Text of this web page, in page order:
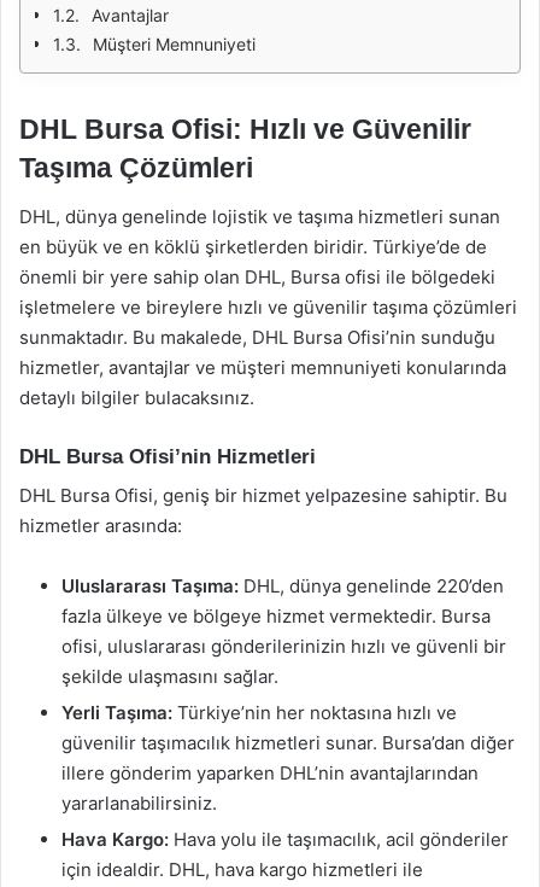
Avantajlar
Müşteri Memnuniyeti
DHL Bursa Ofisi: Hızlı ve Güvenilir
Taşıma Çözümleri
DHL, dünya genelinde lojistik ve taşıma hizmetleri sunan
en büyük ve en köklü şirketlerden biridir. Türkiye’de de
önemli bir yere sahip olan DHL, Bursa ofisi ile bölgedeki
işletmelere ve bireylere hızlı ve güvenilir taşıma çözümleri
sunmaktadır. Bu makalede, DHL Bursa Ofisi’nin sunduğu
hizmetler, avantajlar ve müşteri memnuniyeti konularında
detaylı bilgiler bulacaksınız.
DHL Bursa Ofisi’nin Hizmetleri
DHL Bursa Ofisi, geniş bir hizmet yelpazesine sahiptir. Bu
hizmetler arasında:
Uluslararası Taşıma: DHL, dünya genelinde 220’den
fazla ülkeye ve bölgeye hizmet vermektedir. Bursa
ofisi, uluslararası gönderilerinizin hızlı ve güvenli bir
şekilde ulaşmasını sağlar.
Yerli Taşıma: Türkiye’nin her noktasına hızlı ve
güvenilir taşımacılık hizmetleri sunar. Bursa’dan diğer
illere gönderim yaparken DHL’nin avantajlarından
yararlanabilirsiniz.
Hava Kargo: Hava yolu ile taşımacılık, acil gönderiler
için idealdir. DHL, hava kargo hizmetleri ile